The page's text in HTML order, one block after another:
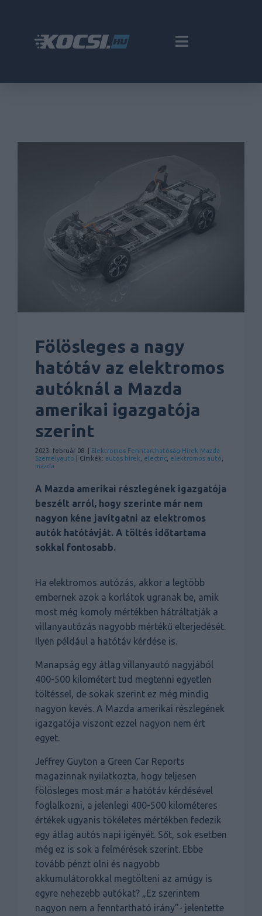
Fölösleges a nagy
hatótáv az elektromos
autóknál a Mazda
amerikai igazgatója
szerint
2023. február 08. | Elektromos Fenntarthatóság Hírek Mazda
Személyauto | Címkék: autós hírek electric elektromos autó
mazda
A Mazda amerikai részlegének igazgatója
beszélt arról, hogy szerinte már nem
nagyon kéne javítgatni az elektromos
autók hatótávját. A töltés időtartama
sokkal fontosabb.
Ha elektromos autózás, akkor a legtöbb
embernek azok a korlátok ugranak be, amik
most még komoly mértékben hátráltatják a
villanyautózás nagyobb mértékű elterjedését.
Ilyen például a hatótáv kérdése is.
Manapság egy átlag villanyautó nagyjából
400-500 kilométert tud megtenni egyetlen
töltéssel, de sokak szerint ez még mindig
nagyon kevés. A Mazda amerikai részlegének
igazgatója viszont ezzel nagyon nem ért
egyet.
Jeffrey Guyton a Green Car Reports
magazinnak nyilatkozta, hogy teljesen
fölösleges most már a hatótáv kérdésével
foglalkozni, a jelenlegi 400-500 kilométeres
értékek ugyanis tökéletes mértékben fedezik
egy átlag autós napi igényét. Sőt, sok esetben
még ez is sok a felmérések szerint. Ebbe
tovább pénzt ölni és nagyobb
akkumulátorokkal megtölteni az amúgy is
egyre nehezebb autókat? „Ez szerintem
nagyon nem a fenntartható irány”- jelentette